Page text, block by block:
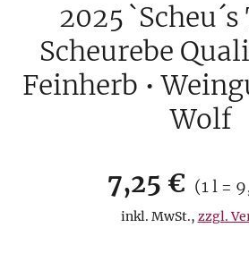
2025
Scheurebe
Feinherb •
Wolf
7,25 € Preis
(1 l =
inkl. MwSt., zzgl.